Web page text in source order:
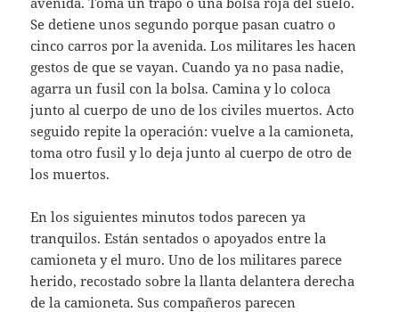
Se detiene unos segundo porque pasan cuatro o
cinco carros por la avenida. Los militares les hacen
gestos de que se vayan. Cuando ya no pasa nadie,
agarra un fusil con la bolsa. Camina y lo coloca
junto al cuerpo de uno de los civiles muertos. Acto
seguido repite la operación: vuelve a la camioneta,
toma otro fusil y lo deja junto al cuerpo de otro de
los muertos.
En los siguientes minutos todos parecen ya
tranquilos. Están sentados o apoyados entre la
camioneta y el muro. Uno de los militares parece
herido, recostado sobre la llanta delantera derecha
de la camioneta. Sus compañeros parecen